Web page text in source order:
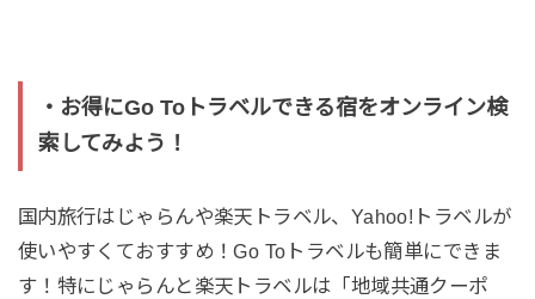
・お得にGo Toトラベルできる宿をオンライン検
索してみよう！
国内旅行はじゃらんや楽天トラベル、Yahoo!トラベルが
使いやすくておすすめ！Go Toトラベルも簡単にできま
す！特にじゃらんと楽天トラベルは「地域共通クーポ